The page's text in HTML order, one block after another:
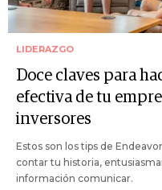
LIDERAZGO
Doce claves para
efectiva de tu
inversores
Estos son los tips de
contar tu historia,
información comunicar.